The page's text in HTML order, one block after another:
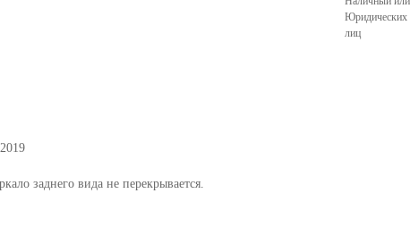
8
Юридических
лиц
заднего вида не перекрывается.